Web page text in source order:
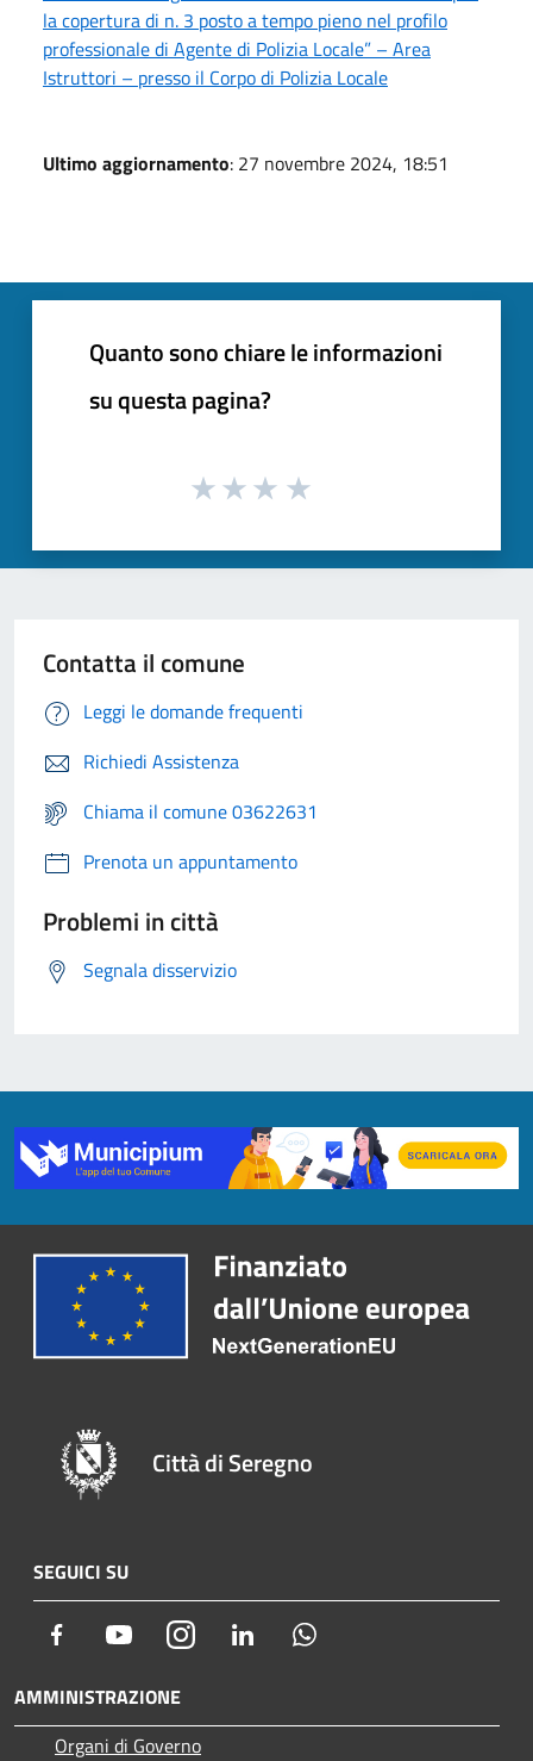
la copertura di n. 3 posto a tempo pieno nel profilo
professionale di Agente di Polizia Locale” – Area
Istruttori – presso il Corpo di Polizia Locale
Ultimo aggiornamento: 27 novembre 2024, 18:51
Quanto sono chiare le informazioni
su questa pagina?
Contatta il comune
Leggi le domande frequenti
Richiedi Assistenza
Chiama il comune 03622631
Prenota un appuntamento
Problemi in città
Segnala disservizio
Città di Seregno
SEGUICI SU
Facebook YoutubeInstagram LinkedIn
AMMINISTRAZIONE
Organi di Governo